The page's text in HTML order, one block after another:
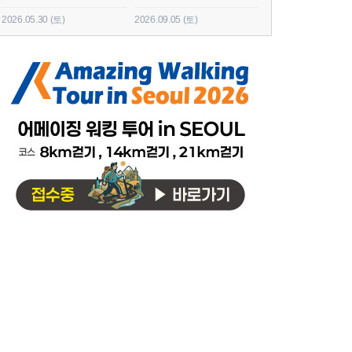
2026.05.30 (토) 2026.09.05 (토)